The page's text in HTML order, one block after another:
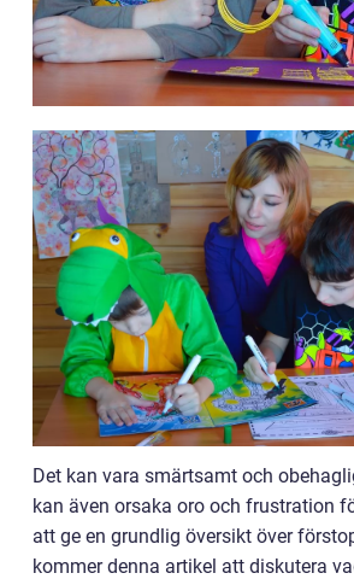
Det kan vara smärtsamt och
kan även orsaka oro och frustration
att ge en grundlig översikt över
kommer denna artikel att diskutera